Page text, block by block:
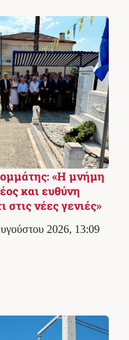
«Η μνήμη
και ευθύνη
στις νέες γενιές»
2026, 13:09